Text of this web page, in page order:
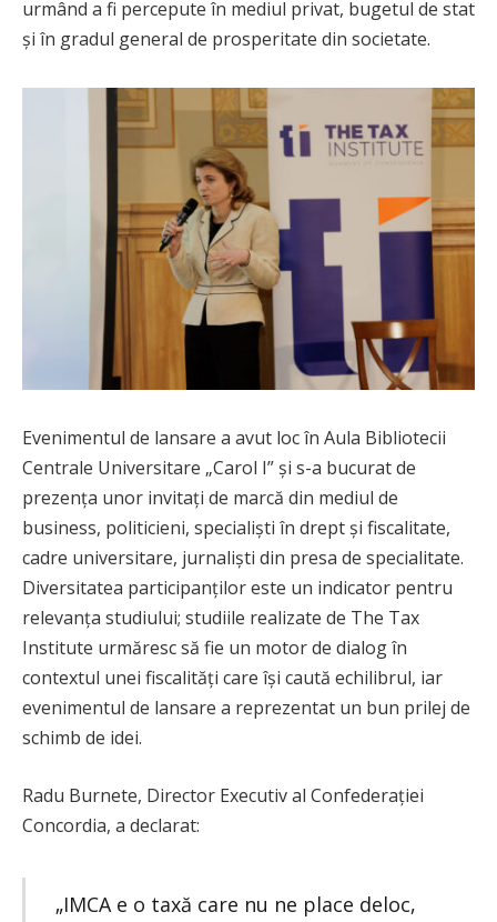
urmând a fi percepute în mediul privat, bugetul de stat
și în gradul general de prosperitate din societate.
Evenimentul de lansare a avut loc în Aula Bibliotecii
Centrale Universitare „Carol I” și s-a bucurat de
prezența unor invitați de marcă din mediul de
business, politicieni, specialiști în drept și fiscalitate,
cadre universitare, jurnaliști din presa de specialitate.
Diversitatea participanților este un indicator pentru
relevanța studiului; studiile realizate de The Tax
Institute urmăresc să fie un motor de dialog în
contextul unei fiscalități care își caută echilibrul, iar
evenimentul de lansare a reprezentat un bun prilej de
schimb de idei.
Radu Burnete, Director Executiv al Confederației
Concordia, a declarat:
„IMCA e o taxă care nu ne place deloc,